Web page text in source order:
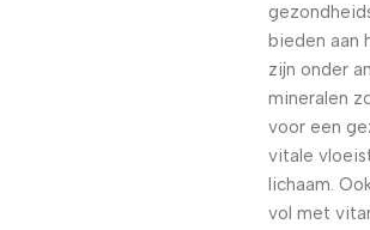
bieden aan
zijn onder
mineralen
voor een
vitale
lichaam.
vol met